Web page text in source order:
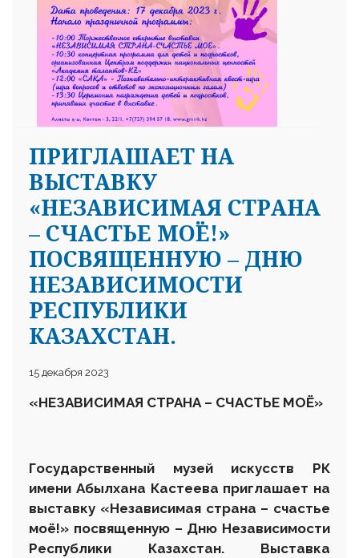
ПРИГЛАШАЕТ НА
ВЫСТАВКУ
«НЕЗАВИСИМАЯ СТРАНА
– СЧАСТЬЕ МОЁ!»
ПОСВЯЩЕННУЮ – ДНЮ
НЕЗАВИСИМОСТИ
РЕСПУБЛИКИ
КАЗАХСТАН.
15 декабря 2023
«НЕЗАВИСИМАЯ СТРАНА – СЧАСТЬЕ МОЁ»
Государственный музей искусств РК
имени Абылхана Кастеева приглашает на
выставку «Независимая страна – счастье
моё!» посвященную – Дню Независимости
Республики Казахстан. Выставка